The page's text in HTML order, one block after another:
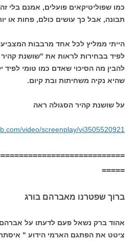
כמו שפוליטיקאים פועלים, אמנם בלי
תבונה, אבל כך עושים כולם, פחות או
הייתי ממליץ לכל אחד מרבבות
לפיד בבחירות לראות את "שושנת קהיר
להבין מה הסיכוי שאדם כמו טומי לפיד
שהיא נקיה משחיתות ובת קיום.
על שושנת קהיר הסגולה ראה
video/screenplay/vi3505520921/
=====
ברוך שפטרנו מאברהם בורג
אהוד ברק נשאל פעם לדעתו על
ציטט את הפתגם הארמי הידוע "